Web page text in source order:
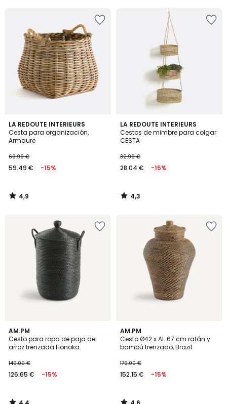
LA REDOUTE INTERIEURS
Cesta para organización,
Armaure
69.99 €
59.49 € -15%
4,9
/ 5
4,9
/
LA REDOUTE INTERIEURS
Cestos de mimbre para colgar
CESTA
32.99 €
28.04 € -15%
4,3
/ 5
4,3
/
AM.PM
Cesto para ropa de paja de
arroz trenzada Honoka
149.00 €
126.65 € -15%
4,4
/ 5
AM.PM
Cesto Ø42 x Al. 67 cm ratán y
bambú trenzado, Brazil
179.00 €
152.15 € -15%
4,6
/ 5